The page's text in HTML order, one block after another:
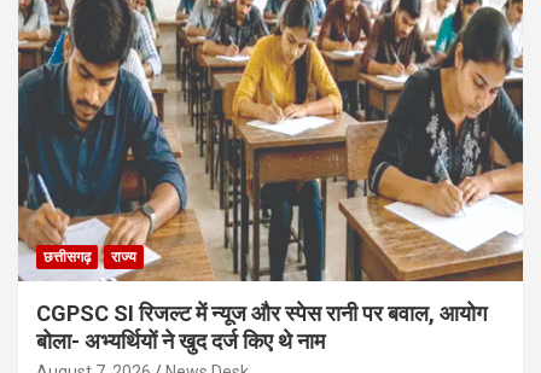
छत्तीसगढ़ राज्य
CGPSC SI रिजल्ट में न्यूज और स्पेस रानी पर बवाल, आयोग
बोला- अभ्यर्थियों ने खुद दर्ज किए थे नाम